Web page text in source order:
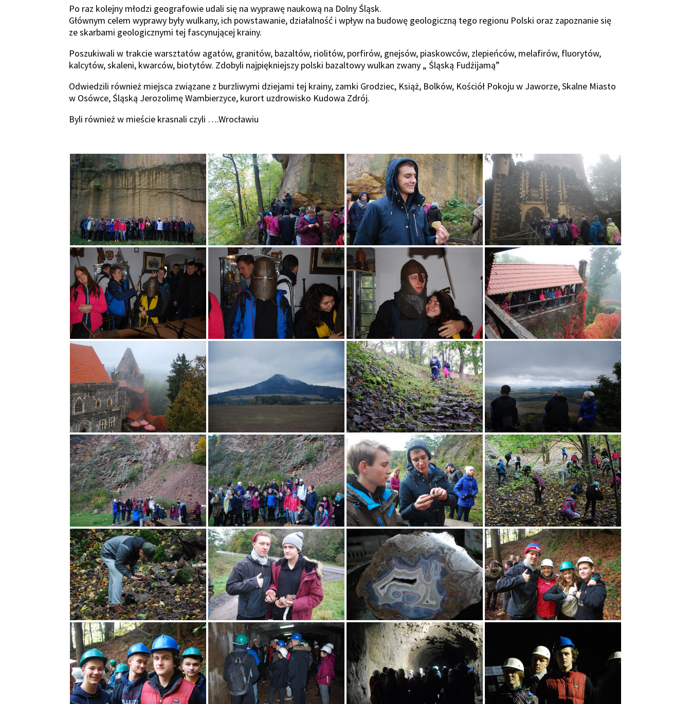
Po raz kolejny młodzi geografowie udali się na wyprawę naukową na Dolny Śląsk.
Głównym celem wyprawy były wulkany, ich powstawanie, działalność i wpływ na budowę geologiczną tego regionu Polski oraz zapoznanie się
ze skarbami geologicznymi tej fascynującej krainy.
Poszukiwali w trakcie warsztatów agatów, granitów, bazaltów, riolitów, porfirów, gnejsów, piaskowców, zlepieńców, melafirów, fluorytów,
kalcytów, skaleni, kwarców, biotytów. Zdobyli najpiękniejszy polski bazaltowy wulkan zwany „ Śląską Fudżijamą”
Odwiedzili również miejsca związane z burzliwymi dziejami tej krainy, zamki Grodziec, Książ, Bolków, Kościół Pokoju w Jaworze, Skalne Miasto
w Osówce, Śląską Jerozolimę Wambierzyce, kurort uzdrowisko Kudowa Zdrój.
Byli również w mieście krasnali czyli ….Wrocławiu